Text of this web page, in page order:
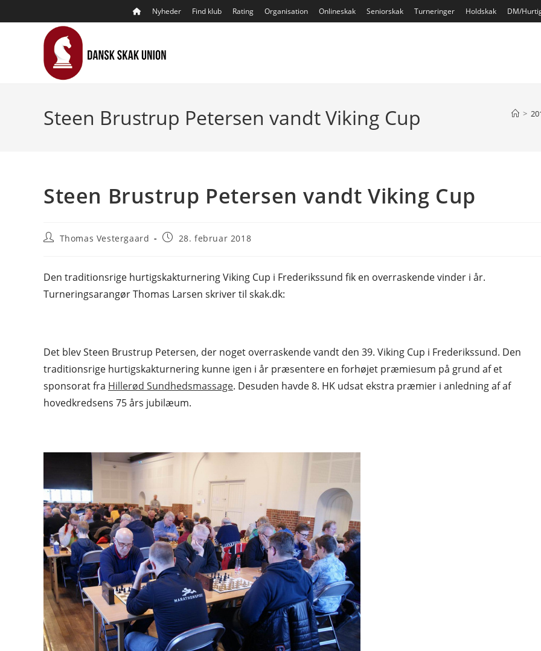
to
Nyheder Find klub Rating Organisation Onlineskak Seniorskak Turneringer Holdskak DM/
Steen Brustrup Petersen vandt Viking Cup >
Steen Brustrup Petersen vandt Viking Cup
PostThomas Vestergaard
Post28. februar 2018
Den traditionsrige hurtigskakturnering Viking Cup i Frederikssund fik en overraskende vinder i år.
Turneringsarangør Thomas Larsen skriver til skak.dk:
Det blev Steen Brustrup Petersen, der noget overraskende vandt den 39. Viking Cup i Frederikssund. Den
traditionsrige hurtigskakturnering kunne igen i år præsentere en forhøjet præmiesum på grund af et
sponsorat fra Hillerød Sundhedsmassage. Desuden havde 8. HK udsat ekstra præmier i anledning af af
hovedkredsens 75 års jubilæum.